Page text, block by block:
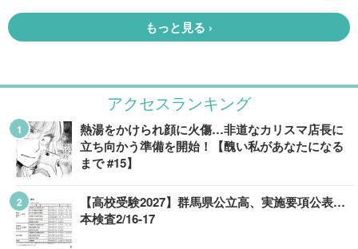
アクセスランキング
熱湯をかけられ顔に火傷…非道なカリスマ店長に
立ち向かう準備を開始！【醜い私があなたになる
まで #15】
【高校受験2027】群馬県公立高、実施要項公表…
本検査2/16-17